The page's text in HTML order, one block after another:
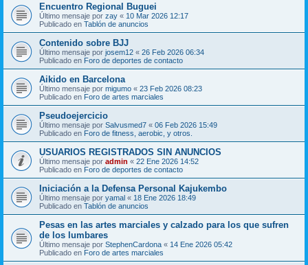
Encuentro Regional Buguei
Último mensaje por zay « 10 Mar 2026 12:17
Publicado en Tablón de anuncios
Contenido sobre BJJ
Último mensaje por josem12 « 26 Feb 2026 06:34
Publicado en Foro de deportes de contacto
Aikido en Barcelona
Último mensaje por migumo « 23 Feb 2026 08:23
Publicado en Foro de artes marciales
Pseudoejercicio
Último mensaje por Salvusmed7 « 06 Feb 2026 15:49
Publicado en Foro de fitness, aerobic, y otros.
USUARIOS REGISTRADOS SIN ANUNCIOS
Último mensaje por admin « 22 Ene 2026 14:52
Publicado en Foro de deportes de contacto
Iniciación a la Defensa Personal Kajukembo
Último mensaje por yamal « 18 Ene 2026 18:49
Publicado en Tablón de anuncios
Pesas en las artes marciales y calzado para los que sufren
de los lumbares
Último mensaje por StephenCardona « 14 Ene 2026 05:42
Publicado en Foro de artes marciales